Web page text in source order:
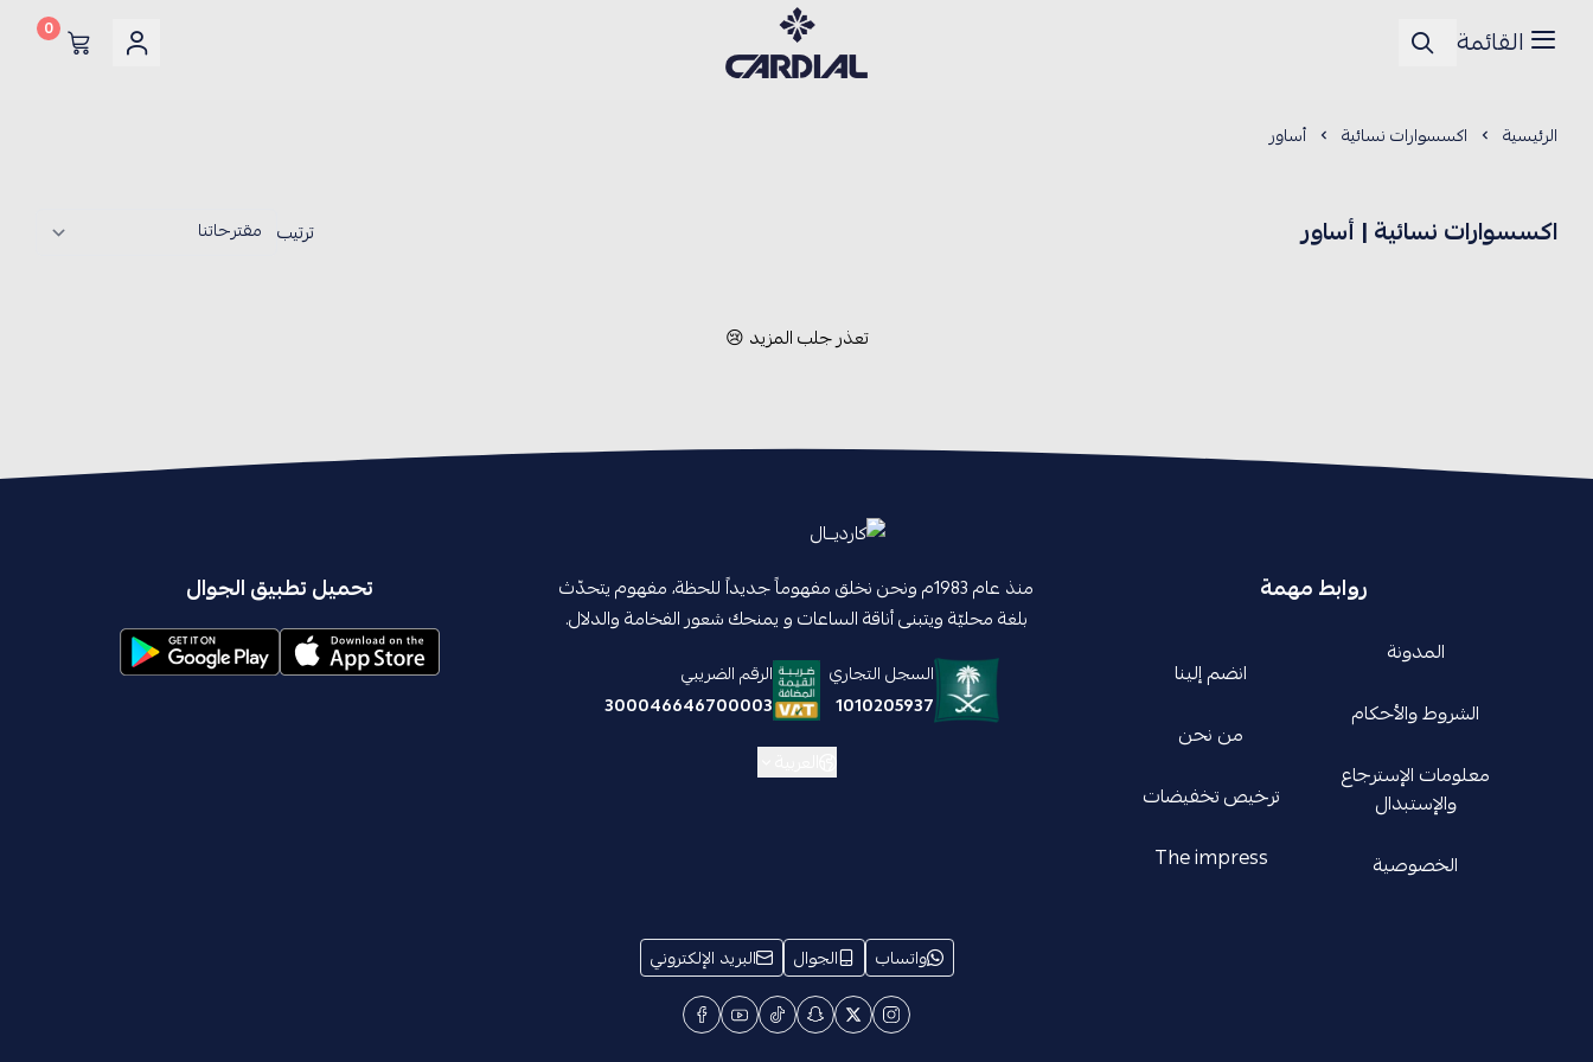
القائمة كارديــال
0
الرئيسية اكسسوارات نسائية أساور
اكسسوارات نسائية | أساور ترتيب
تعذر جلب المزيد 😢
روابط مهمة
المدونة
الشروط والأحكام
معلومات الإسترجاع
والإستبدال
الخصوصية
انضم إلينا
من نحن
ترخيص تخفيضات
The impress
منذ عام 1983م ونحن نخلق مفهوماً جديداً للحظة، مفهوم يتحدّث
بلغة محليّة ويتبنى أناقة الساعات و يمنحك شعور الفخامة والدلال.
السجل التجاري
1010205937
الرقم الضريبي
300046646700003
تحميل تطبيق الجوال
واتساب الجوال البريد الإلكتروني